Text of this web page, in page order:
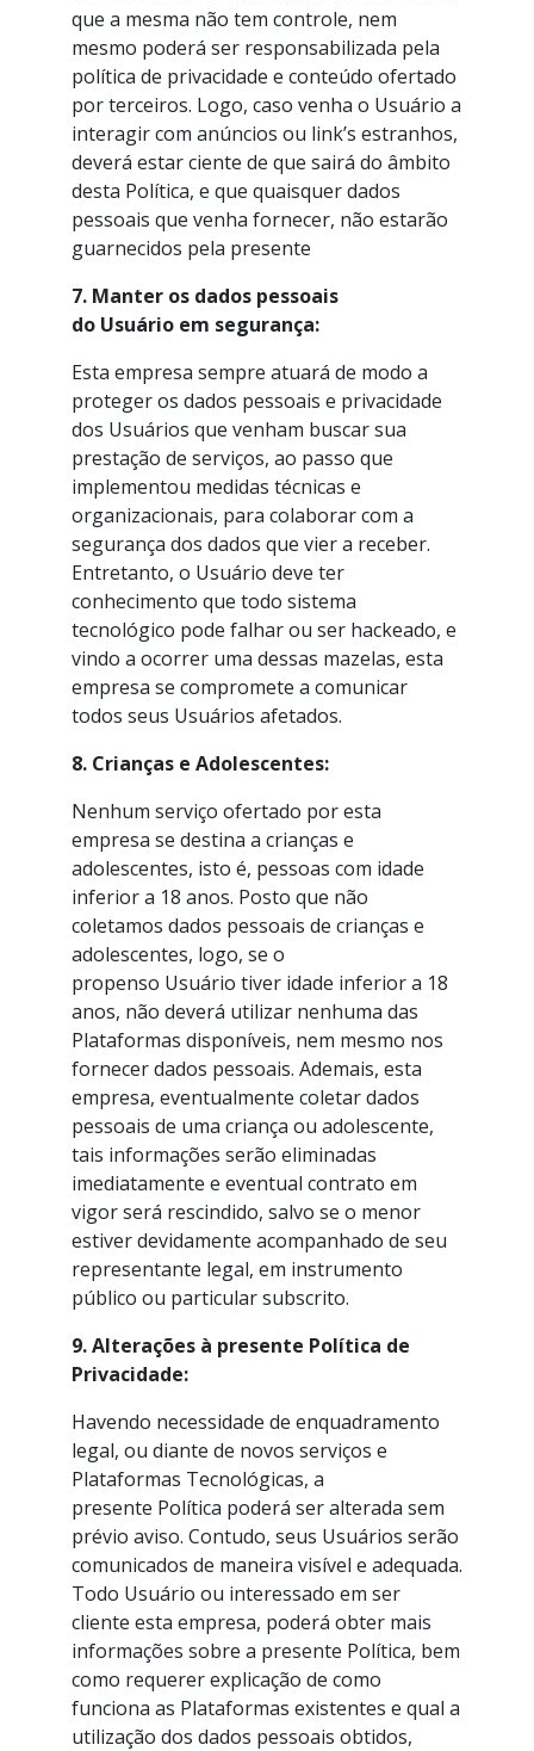
que a mesma não tem controle, nem
mesmo poderá ser responsabilizada pela
política de privacidade e conteúdo ofertado
por terceiros. Logo, caso venha o Usuário a
interagir com anúncios ou link’s estranhos,
deverá estar ciente de que sairá do âmbito
desta Política, e que quaisquer dados
pessoais que venha fornecer, não estarão
guarnecidos pela presente
7. Manter os dados pessoais
do Usuário em segurança:
Esta empresa sempre atuará de modo a
proteger os dados pessoais e privacidade
dos Usuários que venham buscar sua
prestação de serviços, ao passo que
implementou medidas técnicas e
organizacionais, para colaborar com a
segurança dos dados que vier a receber.
Entretanto, o Usuário deve ter
conhecimento que todo sistema
tecnológico pode falhar ou ser hackeado, e
vindo a ocorrer uma dessas mazelas, esta
empresa se compromete a comunicar
todos seus Usuários afetados.
8. Crianças e Adolescentes:
Nenhum serviço ofertado por esta
empresa se destina a crianças e
adolescentes, isto é, pessoas com idade
inferior a 18 anos. Posto que não
coletamos dados pessoais de crianças e
adolescentes, logo, se o
propenso Usuário tiver idade inferior a 18
anos, não deverá utilizar nenhuma das
Plataformas disponíveis, nem mesmo nos
fornecer dados pessoais. Ademais, esta
empresa, eventualmente coletar dados
pessoais de uma criança ou adolescente,
tais informações serão eliminadas
imediatamente e eventual contrato em
vigor será rescindido, salvo se o menor
estiver devidamente acompanhado de seu
representante legal, em instrumento
público ou particular subscrito.
9. Alterações à presente Política de
Privacidade:
Havendo necessidade de enquadramento
legal, ou diante de novos serviços e
Plataformas Tecnológicas, a
presente Política poderá ser alterada sem
prévio aviso. Contudo, seus Usuários serão
comunicados de maneira visível e adequada.
Todo Usuário ou interessado em ser
cliente esta empresa, poderá obter mais
informações sobre a presente Política, bem
como requerer explicação de como
funciona as Plataformas existentes e qual a
utilização dos dados pessoais obtidos,